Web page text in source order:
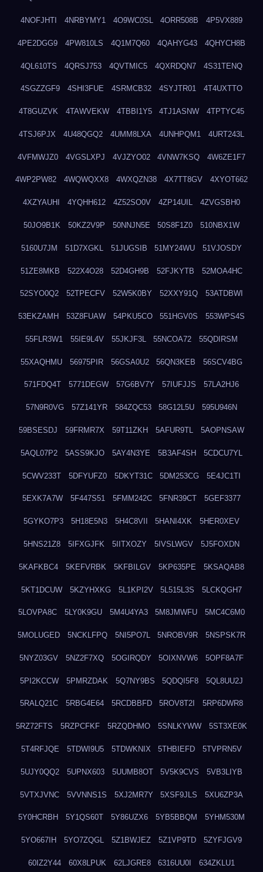
4NOFJHTI 4NRBYMY1 4O9WC0SL 4ORR508B 4P5VX889
4PE2DGG9 4PW810LS 4Q1M7Q60 4QAHYG43 4QHYCH8B
4QL610TS 4QRSJ753 4QVTMIC5 4QXRDQN7 4S31TENQ
4SGZZGF9 4SHI3FUE 4SRMCB32 4SYJTR01 4T4UXTTO
4T8GUZVK 4TAWVEKW 4TBBI1Y5 4TJ1ASNW 4TPTYC45
4TSJ6PJX 4U48QGQ2 4UMM8LXA 4UNHPQM1 4URT243L
4VFMWJZ0 4VGSLXPJ 4VJZYO02 4VNW7KSQ 4W6ZE1F7
4WP2PW82 4WQWQXX8 4WXQZN38 4X7TT8GV 4XYOT662
4XZYAUHI 4YQHH612 4Z52SO0V 4ZP14UIL 4ZVGSBH0
50JO9B1K 50KZ2V9P 50NNJN5E 50S8F1Z0 510NBX1W
5160U7JM 51D7XGKL 51JUGSIB 51MY24WU 51VJOSDY
51ZE8MKB 522X4O28 52D4GH9B 52FJKYTB 52MOA4HC
52SYO0Q2 52TPECFV 52W5K0BY 52XXY91Q 53ATDBWI
53EKZAMH 53Z8FUAW 54PKU5CO 551HGV0S 553WPS4S
55FLR3W1 55IE9L4V 55JKJF3L 55NCOA72 55QDIRSM
55XAQHMU 56975PIR 56GSA0U2 56QN3KEB 56SCV4BG
571FDQ4T 5771DEGW 57G6BV7Y 57IUFJJS 57LA2HJ6
57N9R0VG 57Z141YR 584ZQC53 58G12L5U 595U946N
59BSESDJ 59FRMR7X 59T11ZKH 5AFUR9TL 5AOPNSAW
5AQL07P2 5ASS9KJO 5AY4N3YE 5B3AF4SH 5CDCU7YL
5CWV233T 5DFYUFZ0 5DKYT31C 5DM253CG 5E4JC1TI
5EXK7A7W 5F447S51 5FMM242C 5FNR39CT 5GEF3377
5GYKO7P3 5H18E5N3 5H4C8VII 5HANI4XK 5HER0XEV
5HNS21Z8 5IFXGJFK 5IITXOZY 5IVSLWGV 5J5FOXDN
5KAFKBC4 5KEFVRBK 5KFBILGV 5KP635PE 5KSAQAB8
5KT1DCUW 5KZYHXKG 5L1KPI2V 5L515L3S 5LCKQGH7
5LOVPA8C 5LY0K9GU 5M4U4YA3 5M8JMWFU 5MC4C6M0
5MOLUGED 5NCKLFPQ 5NI5PO7L 5NROBV9R 5NSPSK7R
5NYZ03GV 5NZ2F7XQ 5OGIRQDY 5OIXNVW6 5OPF8A7F
5PI2KCCW 5PMRZDAK 5Q7NY9BS 5QDQI5F8 5QL8UU2J
5RALQ21C 5RBG4E64 5RCDBBFD 5ROV8T2I 5RP6DWR8
5RZ72FTS 5RZPCFKF 5RZQDHMO 5SNLKYWW 5ST3XE0K
5T4RFJQE 5TDWI9U5 5TDWKNIX 5THBIEFD 5TVPRN5V
5UJY0QQ2 5UPNX603 5UUMB8OT 5V5K9CVS 5VB3LIYB
5VTXJVNC 5VVNNS1S 5XJ2MR7Y 5XSF9JLS 5XU6ZP3A
5Y0HCRBH 5Y1QS60T 5Y86UZX6 5YB5BBQM 5YHM530M
5YO667IH 5YO7ZQGL 5Z1BWJEZ 5Z1VP9TD 5ZYFJGV9
60IZ2Y44 60X8LPUK 62LJGRE8 6316UU0I 634ZKLU1